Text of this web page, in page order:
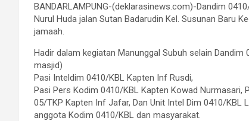
l
e
g
a
m
i
t
r
c
e
o
k
a
t
p
p
BANDARLAMPUNG-(deklarasinews.com)-Dandim
Nurul Huda jalan Sutan Badarudin Kel. Susunan Baru
jamaah.
Hadir dalam kegiatan Manunggal Subuh selain
masjid)
Pasi Inteldim 0410/KBL Kapten Inf Rusdi,
Pasi Pers Kodim 0410/KBL Kapten Kowad Nurmasari,
05/TKP Kapten Inf Jafar, Dan Unit Intel Dim 0410/
anggota Kodim 0410/KBL dan masyarakat.